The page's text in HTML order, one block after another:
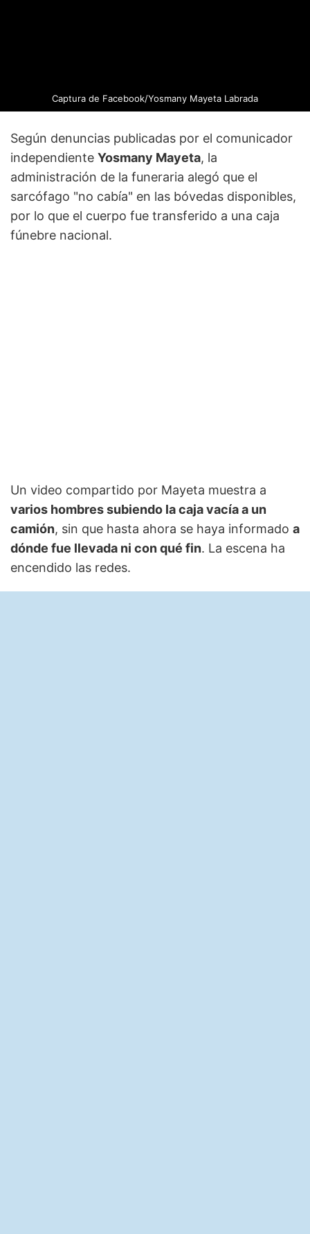
Captura de Facebook/Yosmany Mayeta Labrada
Según denuncias publicadas por el comunicador
independiente Yosmany Mayeta, la
administración de la funeraria alegó que el
sarcófago "no cabía" en las bóvedas disponibles,
por lo que el cuerpo fue transferido a una caja
fúnebre nacional.
Un video compartido por Mayeta muestra a
varios hombres subiendo la caja vacía a un
camión, sin que hasta ahora se haya informado a
dónde fue llevada ni con qué fin. La escena ha
encendido las redes.